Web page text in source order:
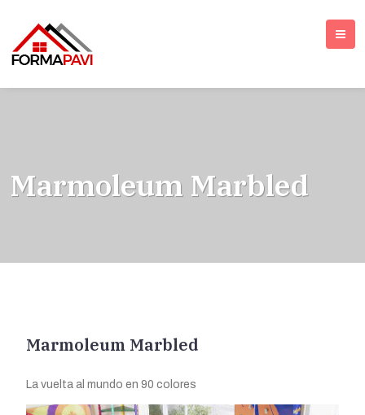
Marmoleum Marbled
Marmoleum Marbled
La vuelta al mundo en 90 colores